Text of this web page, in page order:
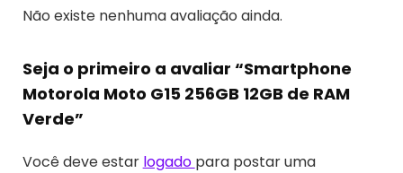
Não existe nenhuma avaliação ainda.
Seja o primeiro a avaliar “Smartphone
Motorola Moto G15 256GB 12GB de RAM
Verde”
Você deve estar logado para postar uma